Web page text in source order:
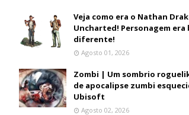
Veja como era o Nathan
Uncharted! Personagem era
diferente!
Agosto 01, 2026
Zombi | Um sombrio
de apocalipse zumbi
Ubisoft
Agosto 02, 2026